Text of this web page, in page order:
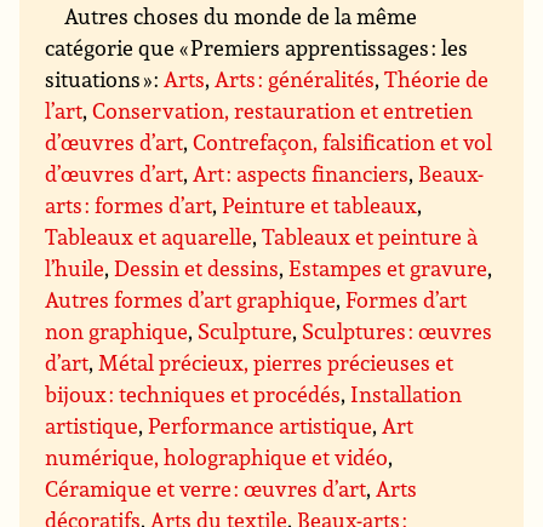
Autres choses du monde de la même
catégorie que « Premiers apprentissages : les
situations » :Arts,Arts : généralités,Théorie de
l’art,Conservation, restauration et entretien
d’œuvres d’art,Contrefaçon, falsification et vol
d’œuvres d’art,Art : aspects financiers, Beaux-
arts : formes d’art,Peinture et tableaux,
Tableaux et aquarelle,Tableaux et peinture à
l’huile,Dessin et dessins,Estampes et gravure,
Autres formes d’art graphique,Formes d’art
non graphique, Sculpture, Sculptures : œuvres
d’art,Métal précieux, pierres précieuses et
bijoux : techniques et procédés, Installation
artistique,Performance artistique,Art
numérique, holographique et vidéo,
Céramique et verre : œuvres d’art,Arts
décoratifs,Arts du textile, Beaux-arts :